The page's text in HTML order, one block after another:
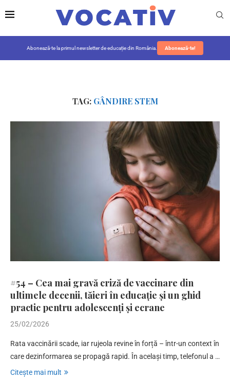
Abonează-te la primul newsletter de educație din România. Abonează-te!
TAG: GÂNDIRE STEM
#54 – Cea mai gravă criză de vaccinare din
ultimele decenii, tăieri în educație și un ghid
practic pentru adolescenți și ecrane
25/02/2026
Rata vaccinării scade, iar rujeola revine în forță – într-un context în
care dezinformarea se propagă rapid. În același timp, telefonul a …
Citește mai mult